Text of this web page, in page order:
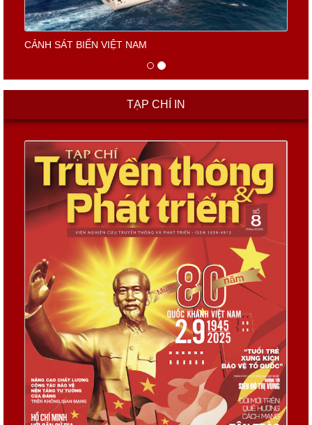
CẢNH SÁT BIỂN VIỆT NAM
TẠP CHÍ IN